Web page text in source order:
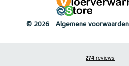
© 2026 Algemene voorwaarden